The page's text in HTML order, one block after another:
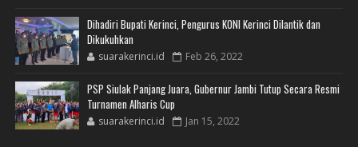
Dihadiri Bupati Kerinci, Pengurus KONI Kerinci Dilantik dan
Dikukuhkan
suarakerinci.id Feb 26, 2022
PSP Siulak Panjang Juara, Gubernur Jambi Tutup Secara Resmi
Turnamen Alharis Cup
suarakerinci.id Jan 15, 2022